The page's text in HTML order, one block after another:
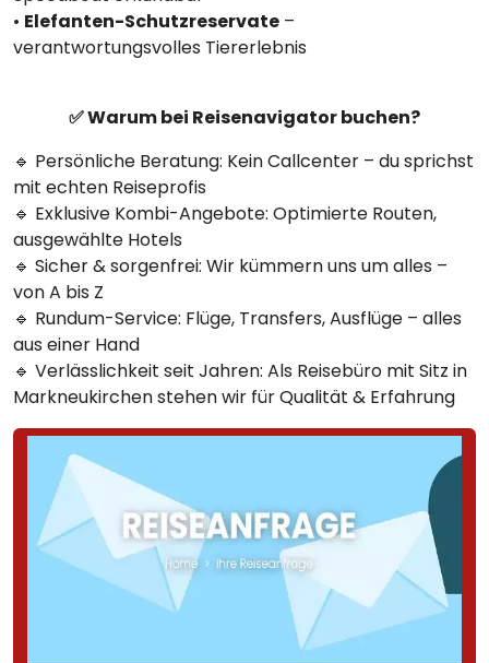
• Elefanten-Schutzreservate –
verantwortungsvolles Tiererlebnis
✅ Warum bei Reisenavigator buchen?
🔹 Persönliche Beratung: Kein Callcenter – du sprichst
mit echten Reiseprofis
🔹 Exklusive Kombi-Angebote: Optimierte Routen,
ausgewählte Hotels
🔹 Sicher & sorgenfrei: Wir kümmern uns um alles –
von A bis Z
🔹 Rundum-Service: Flüge, Transfers, Ausflüge – alles
aus einer Hand
🔹 Verlässlichkeit seit Jahren: Als Reisebüro mit Sitz in
Markneukirchen stehen wir für Qualität & Erfahrung